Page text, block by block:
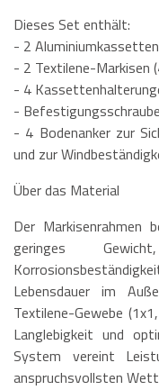
Dieses Set enthält:
- 2 Aluminiumkassetten
- 2 Textilene-Markisen
- 4
-
- 4 Bodenanker zur
und zur
Über das Material
Der Markisenrahmen
geringes
Lebensdauer im
Textilene-Gewebe
Langlebigkeit und
System vereint
anspruchsvollsten